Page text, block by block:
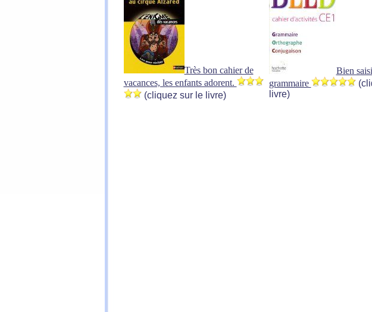
Très bon cahier de
vacances, les enfants adorent.
(cliquez sur le livre)
Bien
grammaire
livre)